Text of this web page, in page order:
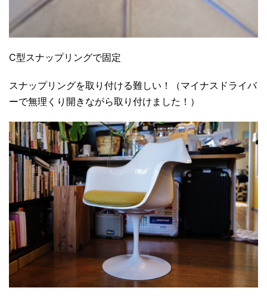
C型スナップリングで固定
スナップリングを取り付ける難しい！（マイナスドライバ
ーで無理くり開きながら取り付けました！）